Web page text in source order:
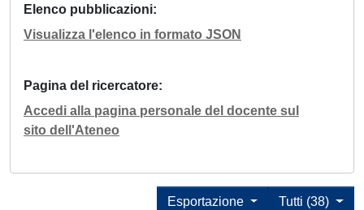
Elenco pubblicazioni
Visualizza l'elenco in formato JSON
Pagina del ricercatore
Accedi alla pagina personale del docente sul
sito dell'Ateneo
Tutti (38)
Esportazione